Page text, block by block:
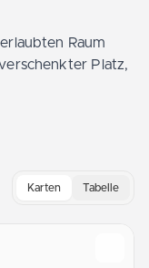
Raum
Platz,
Karten Tabelle